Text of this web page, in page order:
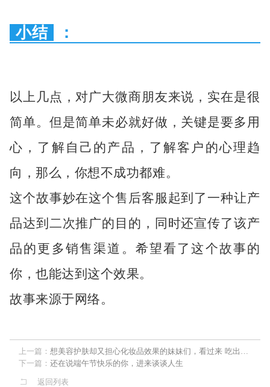
小结 ：
以上几点，对广大微商朋友来说，实在是很
简单。但是简单未必就好做，关键是要多用
心，了解自己的产品，了解客户的心理趋
向，那么，你想不成功都难。
这个故事妙在这个售后客服起到了一种让产
品达到二次推广的目的，同时还宣传了该产
品的更多销售渠道。希望看了这个故事的
你，也能达到这个效果。
故事来源于网络。
上一篇： 想美容护肤却又担心化妆品效果的妹妹们，看过来 吃出来的美
下一篇： 还在说端午节快乐的你，进来谈谈人生
返回列表